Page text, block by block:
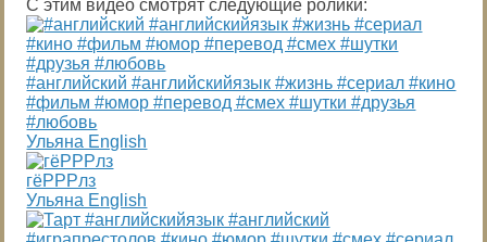
С этим видео смотрят следующие ролики:
#английский #английскийязык #жизнь #сериал #кино
#фильм #юмор #перевод #смех #шутки #друзья
#любовь
Ульяна English
гёРРРлз
Ульяна English